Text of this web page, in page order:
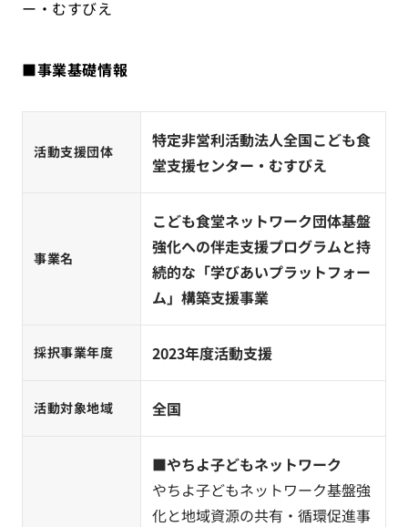
ー・むすびえ
■事業基礎情報
活動支援団体
特定非営利活動法人全国こども食
堂支援センター・むすびえ
事業名
こども食堂ネットワーク団体基盤
強化への伴走支援プログラムと持
続的な「学びあいプラットフォー
ム」構築支援事業
採択事業年度 2023年度活動支援
活動対象地域 全国
■やちよ子どもネットワーク
やちよ子どもネットワーク基盤強
化と地域資源の共有・循環促進事